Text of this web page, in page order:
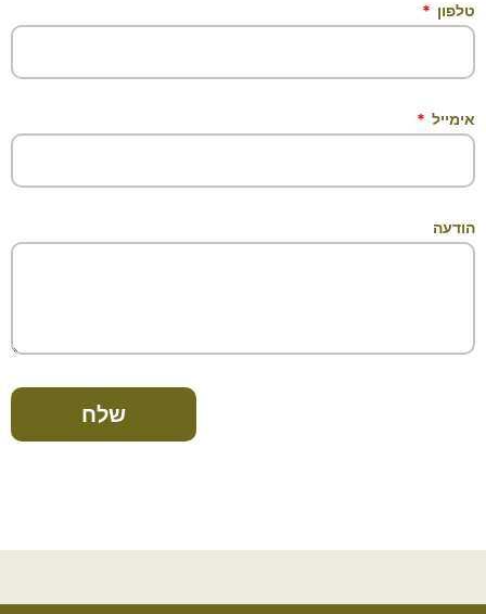
טלפון
אימייל
הודעה
שלח